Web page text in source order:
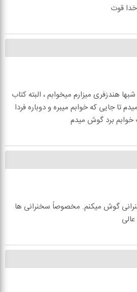
هندزفری میزارم میخوابم ، البته کتاب
تا جایی که خوابم میبره و دوباره فردا
گوش میکنم. مخصوصاً سخنرانی ها